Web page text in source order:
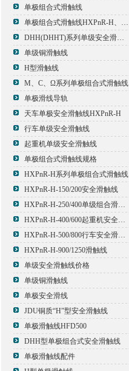
单极组合式滑触线
单极组合式滑触线HXPnR-H、HXPnR-H8 、HXPnR-HT
DHH(DHHT)系列单级安全滑触线
单级铜滑触线
H型滑触线
M、C、Ω系列单极组合式滑触线
单极滑线导轨
天车单极安全滑触线HXPnR-H
行车单级安全滑触线
起重机单级安全滑触线
单极组合式滑触线规格
HXPnR-H系列单极组合式滑触线
HXPnR-H-150/200安全滑触线
HXPnR-H-250/400单级组合滑触线
HXPnR-H-400/600起重机安全滑触线
HXPnR-H-500/800行车安全滑触线
HXPnR-H-900/1250滑触线
单级安全滑触线价格
单级铜滑触线
单极安全滑线
JDU铜质“H”型安全滑触线
单极滑触线HFD500
DHH型单极组合式安全滑触线
单极滑触线配件